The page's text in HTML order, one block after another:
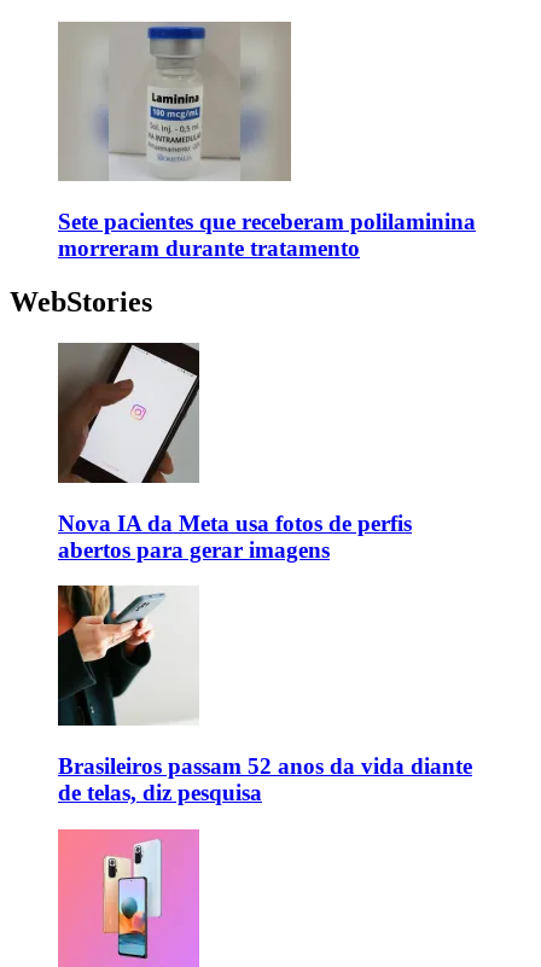
Sete pacientes que receberam polilaminina
morreram durante tratamento
WebStories
Nova IA da Meta usa fotos de perfis
abertos para gerar imagens
Brasileiros passam 52 anos da vida diante
de telas, diz pesquisa